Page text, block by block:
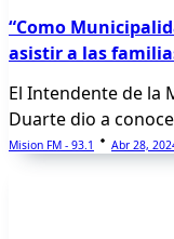
“Como
asistir a las
El Intendente de la
Duarte dio a
Mision FM - 93.1 Abr 28,